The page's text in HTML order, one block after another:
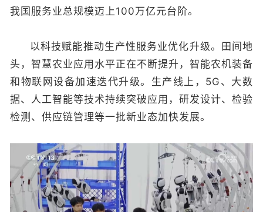
我国服务业总规模迈上100万亿元台阶。
以科技赋能推动生产性服务业优化升级。田间地
头，智慧农业应用水平正在不断提升，智能农机装备
和物联网设备加速迭代升级。生产线上，5G、大数
据、人工智能等技术持续突破应用，研发设计、检验
检测、供应链管理等一批新业态加快发展。